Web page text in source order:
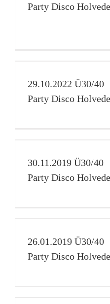
Party Disco Holvede
29.10.2022 Ü30/40
Party Disco Holvede
Disco Galerie Ü30/40
30.11.2019 Ü30/40
Party Disco Holvede
Disco Galerie Ü30/40
26.01.2019 Ü30/40
Party Disco Holvede
Disco Galerie Ü30/40